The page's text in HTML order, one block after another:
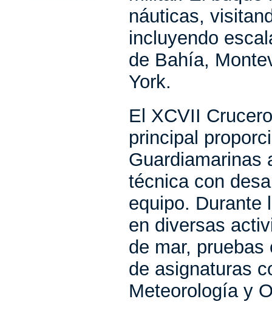
náuticas,
incluyendo
de Bahía,
York.
El XCVII
principal
Guardiamarinas
técnica con
equipo. Durante
en diversas
de mar,
de asignaturas
Meteorología y